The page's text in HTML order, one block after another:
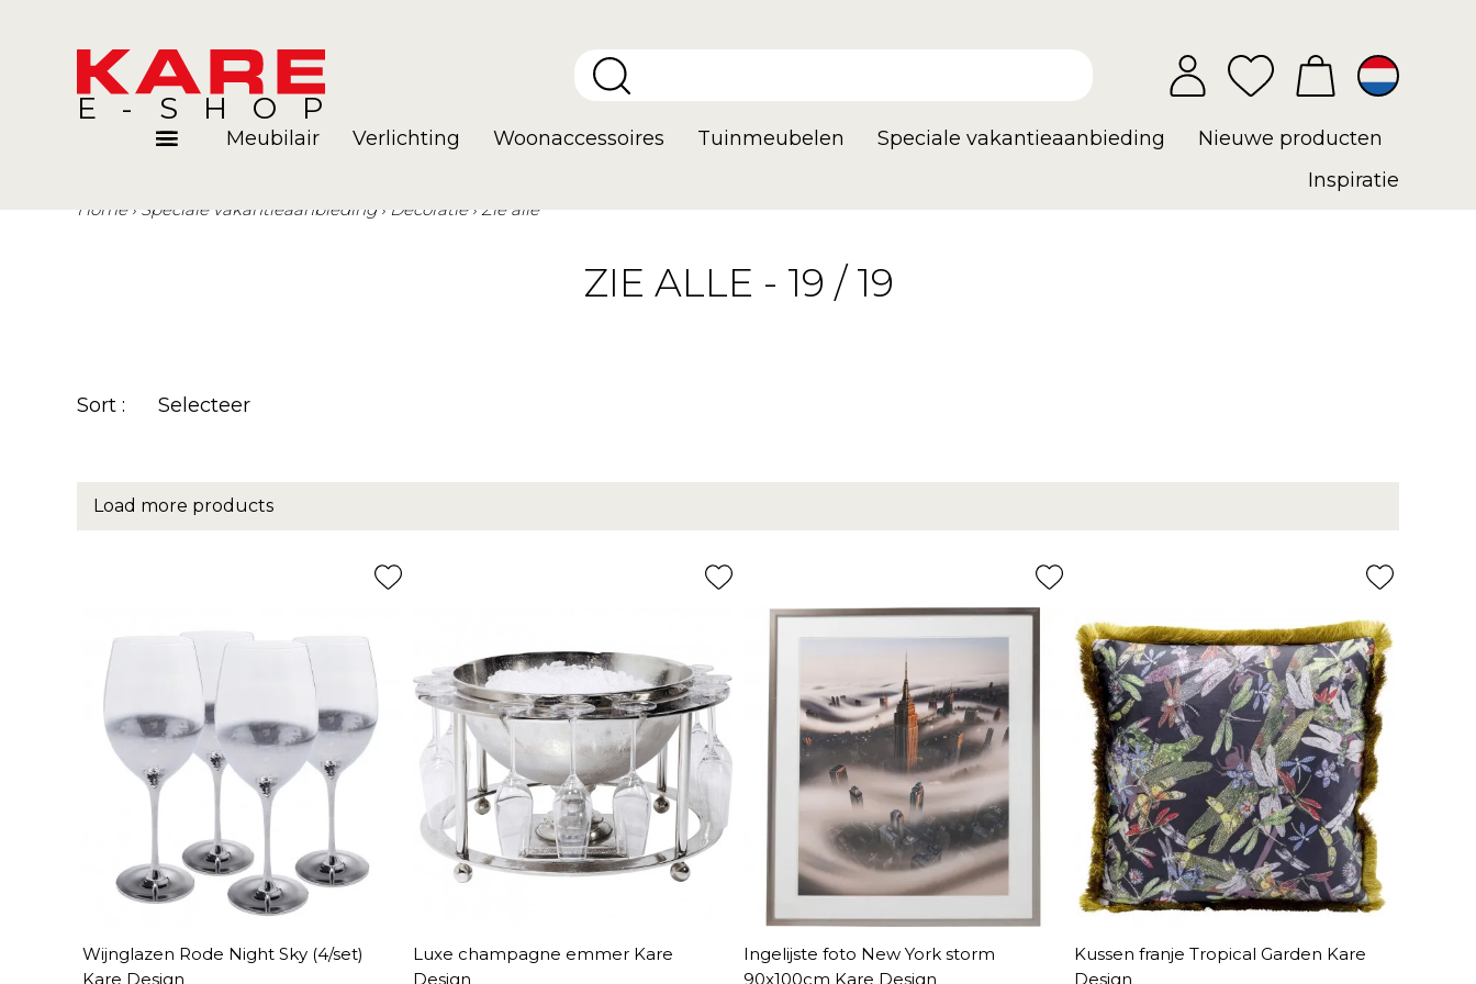
E-SHOP
Meubilair Verlichting Woonaccessoires Tuinmeubelen Speciale vakantieaanbieding
Nieuwe producten
Inspiratie
Home Speciale vakantieaanbieding Decoratie Zie alle
ZIE ALLE - 19 / 19
Sort : Selecteer
Load more products
Wijnglazen Rode Night Sky (4/set)
Kare Design
Luxe champagne emmer Kare
Design
Ingelijste foto New York storm
90x100cm Kare Design
Kussen franje Tropical Garden Kare
Design